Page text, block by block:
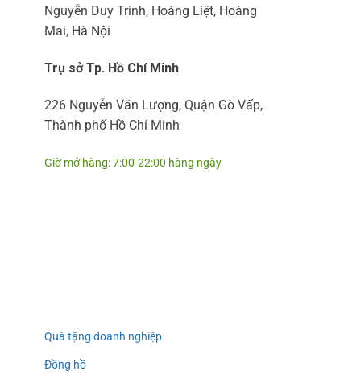
Nguyễn Duy Trinh, Hoàng Liệt, Hoàng
Mai, Hà Nội
Trụ sở Tp. Hồ Chí Minh
226 Nguyễn Văn Lượng, Quận Gò Vấp,
Thành phố Hồ Chí Minh
Giờ mở hàng: 7:00-22:00 hàng ngày
Quà tặng doanh nghiệp
Đồng hồ